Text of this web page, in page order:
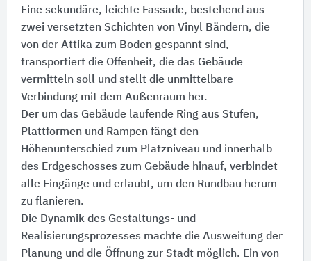
Eine sekundäre, leichte Fassade, bestehend aus
zwei versetzten Schichten von Vinyl Bändern, die
von der Attika zum Boden gespannt sind,
transportiert die Offenheit, die das Gebäude
vermitteln soll und stellt die unmittelbare
Verbindung mit dem Außenraum her.
Der um das Gebäude laufende Ring aus Stufen,
Plattformen und Rampen fängt den
Höhenunterschied zum Platzniveau und innerhalb
des Erdgeschosses zum Gebäude hinauf, verbindet
alle Eingänge und erlaubt, um den Rundbau herum
zu flanieren.
Die Dynamik des Gestaltungs- und
Realisierungsprozesses machte die Ausweitung der
Planung und die Öffnung zur Stadt möglich. Ein von